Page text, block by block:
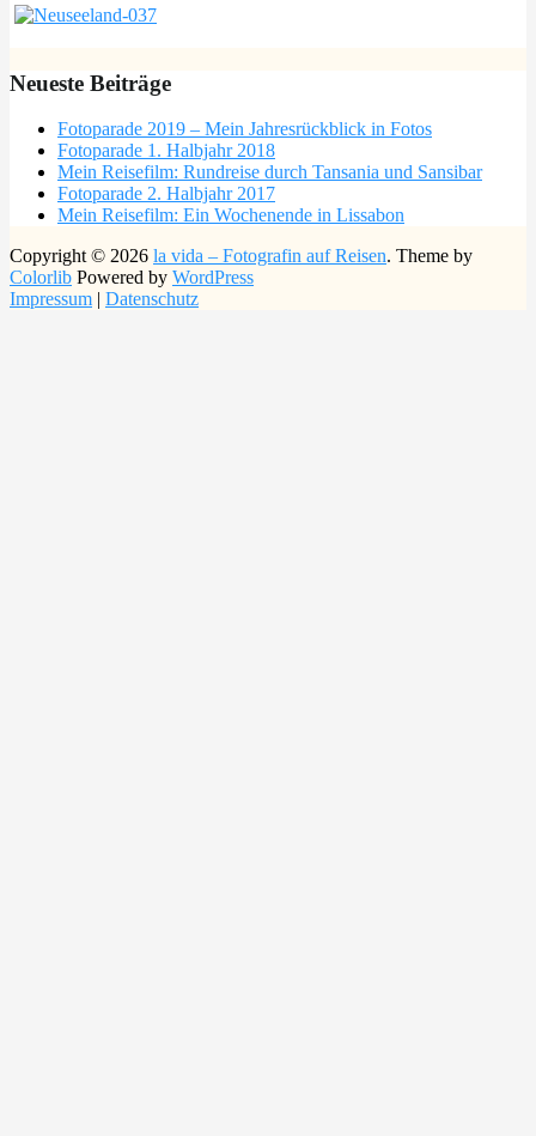
Neueste Beiträge
Fotoparade 2019 – Mein Jahresrückblick in Fotos
Fotoparade 1. Halbjahr 2018
Mein Reisefilm: Rundreise durch Tansania und Sansibar
Fotoparade 2. Halbjahr 2017
Mein Reisefilm: Ein Wochenende in Lissabon
Copyright © 2026 la vida – Fotografin auf Reisen. Theme by
Colorlib Powered by WordPress
Impressum | Datenschutz